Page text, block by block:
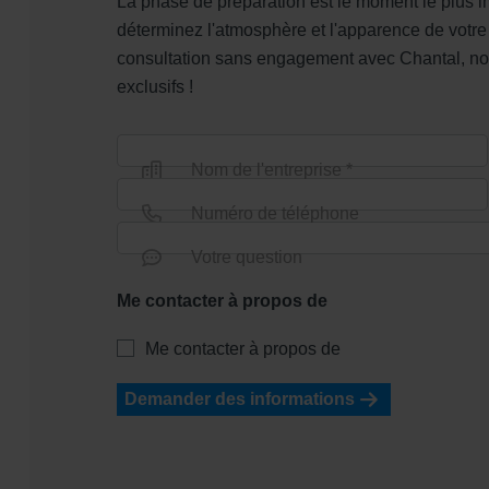
déterminez l'atmosphère et l'apparence de
consultation sans engagement avec Chantal,
exclusifs !
Nom de l'entreprise *
Numéro de téléphone
Votre question
Me contacter à propos de
Me contacter à propos de
Demander des informations